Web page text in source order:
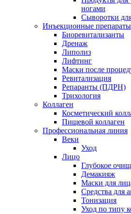
ногами
Сыворотки
Инъекционные препараты
Биоревитализанты
Дренаж
Липолиз
Лифтинг
Маски после
Ревитализация
Репаранты (ПДРН)
Трихология
Коллаген
Косметический
Пищевой коллаген
Профессиональная линия
Веки
Уход
Лицо
Глубокое
Демакияж
Маски для
Средства для
Тонизация
Уход по типу